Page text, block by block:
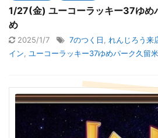
1/27(金) ユーコーラッキー37ゆめ
め
2025/1/7 7のつく日, れんじろう来
イン, ユーコーラッキー37ゆめパーク久留米